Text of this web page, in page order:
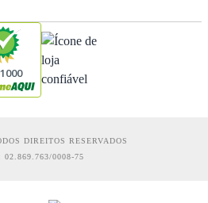
DIREITOS RESERVADOS
02.869.763/0008-75